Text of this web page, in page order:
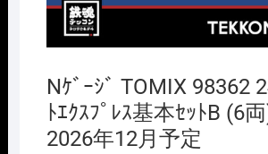
Nｹﾞｰｼﾞ TOMIX 98362
ﾄｴｸｽﾌﾟﾚｽ基本ｾｯﾄB (6
2026年12月予定